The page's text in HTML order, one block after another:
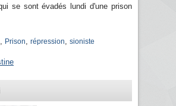
se sont évadés lundi d'une prison
Prison répression sioniste